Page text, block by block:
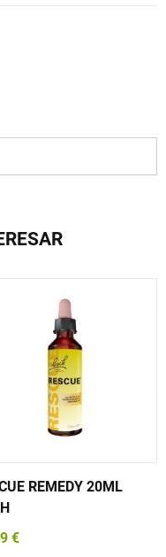
REMEDY 20ML
€